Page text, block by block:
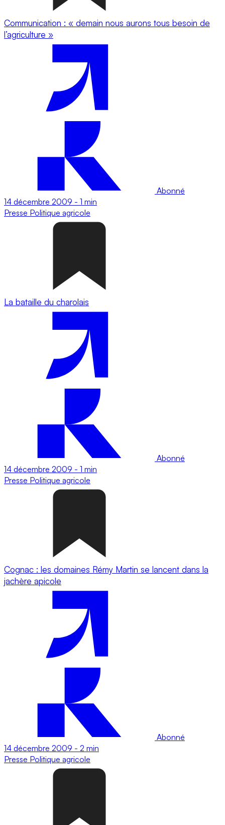
Communication : « demain nous aurons tous besoin de
l’agriculture »
Abonné
14 décembre 2009 - 1 min
Presse Politique agricole
La bataille du charolais
Abonné
14 décembre 2009 - 1 min
Presse Politique agricole
Cognac : les domaines Rémy Martin se lancent dans la
jachère apicole
Abonné
14 décembre 2009 - 2 min
Presse Politique agricole